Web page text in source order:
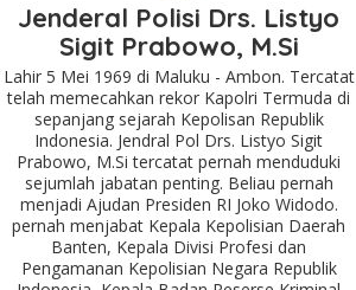
Jenderal Polisi Drs. Listyo
Sigit Prabowo, M.Si
Lahir 5 Mei 1969 di Maluku - Ambon. Tercatat
telah memecahkan rekor Kapolri Termuda di
sepanjang sejarah Kepolisan Republik
Indonesia. Jendral Pol Drs. Listyo Sigit
Prabowo, M.Si tercatat pernah menduduki
sejumlah jabatan penting. Beliau pernah
menjadi Ajudan Presiden RI Joko Widodo.
pernah menjabat Kepala Kepolisian Daerah
Banten, Kepala Divisi Profesi dan
Pengamanan Kepolisian Negara Republik